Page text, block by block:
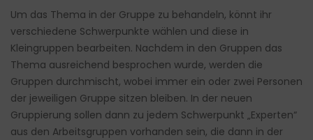
Um das Thema in der Gruppe zu behandeln, könnt ihr
verschiedene Schwerpunkte wählen und diese in
Kleingruppen bearbeiten. Nachdem in den Gruppen das
Thema ausreichend besprochen wurde, werden die
Gruppen durchmischt, wobei immer ein oder zwei Personen
der jeweiligen Gruppe sitzen bleiben. In der neuen
Gruppierung sollen dann zu jedem Schwerpunkt „Experten“
aus den Arbeitsgruppen vorhanden sein, die dann in der